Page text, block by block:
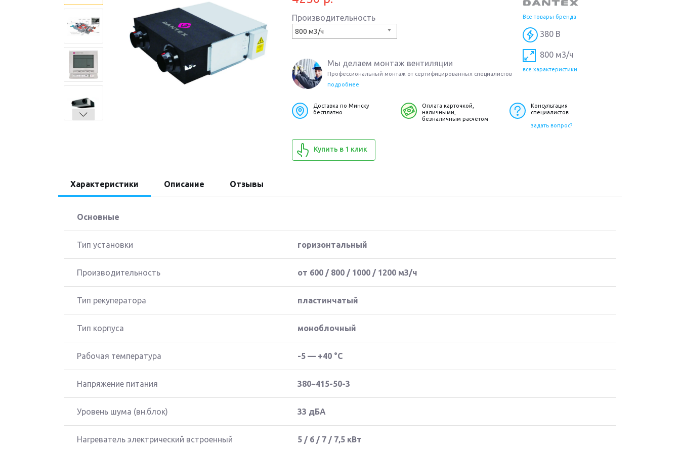
Производительность
800 м3/ч
Мы делаем монтаж вентиляции
Профессиональный монтаж от сертифицированных специалистов
подробнее
Все товары бренда
380 В
800 м3/ч
все характеристики
Доставка по Минску
бесплатно
Оплата карточкой,
наличными,
безналичным расчётом
Консультация
специалистов
задать вопрос?
Купить в 1 клик
Характеристики Описание Отзывы
Основные
Тип установки горизонтальный
Производительность от 600 / 800 / 1000 / 1200 м3/ч
Тип рекуператора пластинчатый
Тип корпуса моноблочный
Рабочая температура -5 — +40 °C
Напряжение питания 380~415-50-3
Уровень шума (вн.блок) 33 дБА
Нагреватель электрический встроенный 5 / 6 / 7 / 7,5 кВт